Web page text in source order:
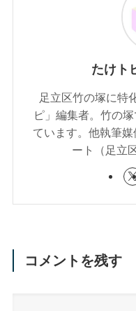
たけト
足立区竹の塚に特
ピ」編集者。竹の
ています。他執筆
ート（足立
コメントを残す